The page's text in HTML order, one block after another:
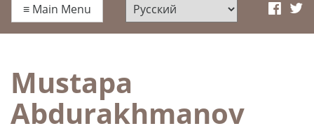
≡ Main Menu
Mustapa
Abdurakhmanov